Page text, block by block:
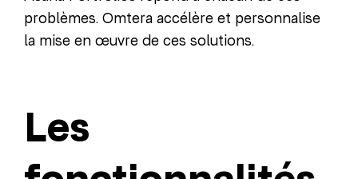
problèmes. Omtera accélère et personnalise
la mise en œuvre de ces solutions.
Les